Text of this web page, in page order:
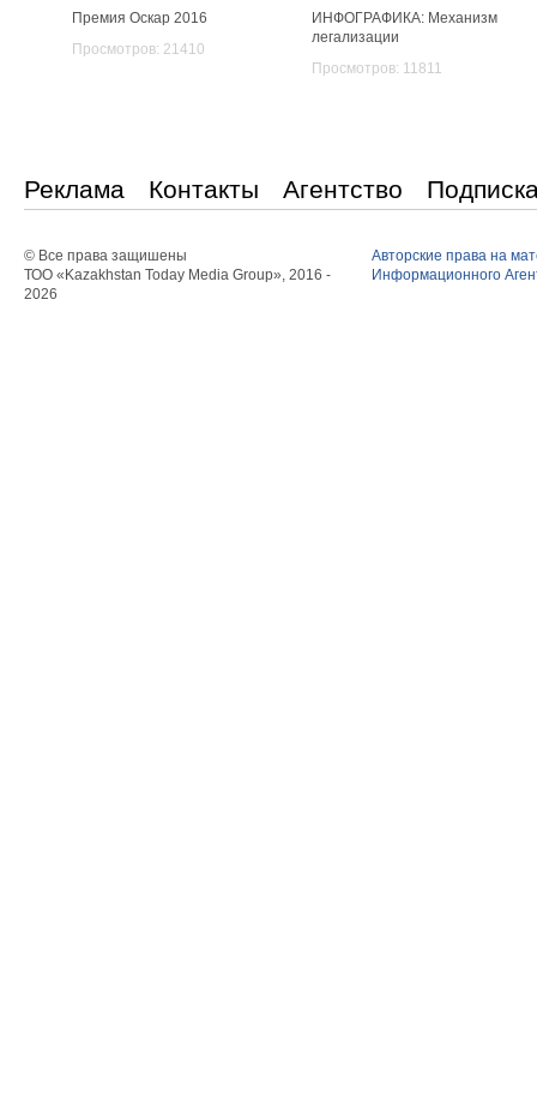
Премия Оскар 2016
Просмотров: 21410
ИНФОГРАФИКА: Механизм
легализации
Просмотров: 11811
Реклама Контакты Агентство
© Все права защишены
ТОО «Kazakhstan Today Media Group», 2016 -
2026
Авторские права на
Информационного